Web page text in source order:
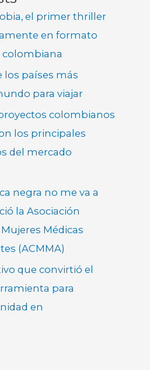
el primer thriller
en formato
colombiana
los países más
para viajar
colombianos
los principales
del mercado
negra no me va a
la Asociación
Médicas
(ACMMA)
que convirtió el
para
en